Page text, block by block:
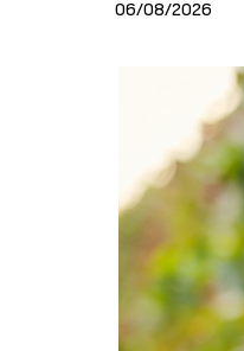
06/08/2026